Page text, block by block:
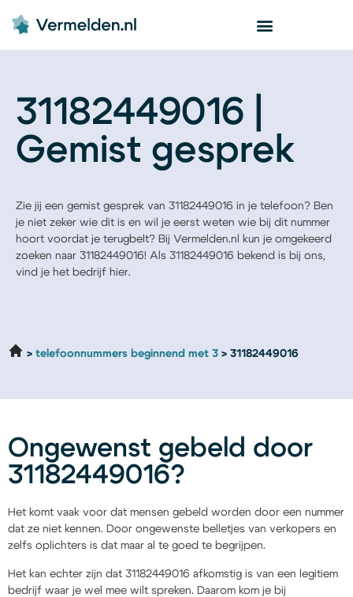
31182449016 |
Gemist gesprek
Zie jij een gemist gesprek van 31182449016 in je telefoon? Ben
je niet zeker wie dit is en wil je eerst weten wie bij dit nummer
hoort voordat je terugbelt? Bij Vermelden.nl kun je omgekeerd
zoeken naar 31182449016! Als 31182449016 bekend is bij ons,
vind je het bedrijf hier.
telefoonnummers beginnend met 3 31182449016
Ongewenst gebeld door
31182449016?
Het komt vaak voor dat mensen gebeld worden door een nummer
dat ze niet kennen. Door ongewenste belletjes van verkopers en
zelfs oplichters is dat maar al te goed te begrijpen.
Het kan echter zijn dat 31182449016 afkomstig is van een legitiem
bedrijf waar je wel mee wilt spreken. Daarom kom je bij